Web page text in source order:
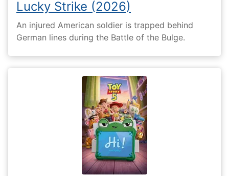
Lucky Strike (2026)
An injured American soldier is trapped behind
German lines during the Battle of the Bulge.